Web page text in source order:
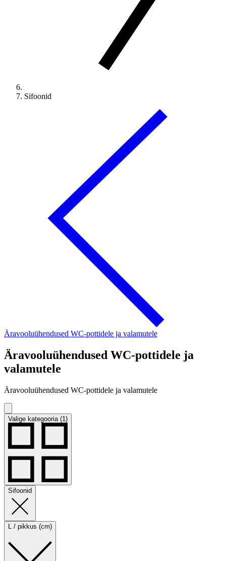
Sifoonid
Äravooluühendused WC-pottidele ja valamutele
Äravooluühendused WC-pottidele ja
valamutele
Äravooluühendused WC-pottidele ja valamutele
Valige kategooria (1)
Sifoonid
L / pikkus (cm)